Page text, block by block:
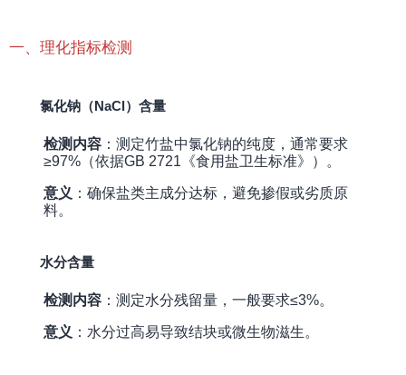
一、理化指标检测
氯化钠（NaCl）含量
检测内容 ：测定竹盐中氯化钠的纯度，通常要求
≥97%（依据GB 2721《食用盐卫生标准》）。
意义 ：确保盐类主成分达标，避免掺假或劣质原
料。
水分含量
检测内容 ：测定水分残留量，一般要求≤3%。
意义 ：水分过高易导致结块或微生物滋生。